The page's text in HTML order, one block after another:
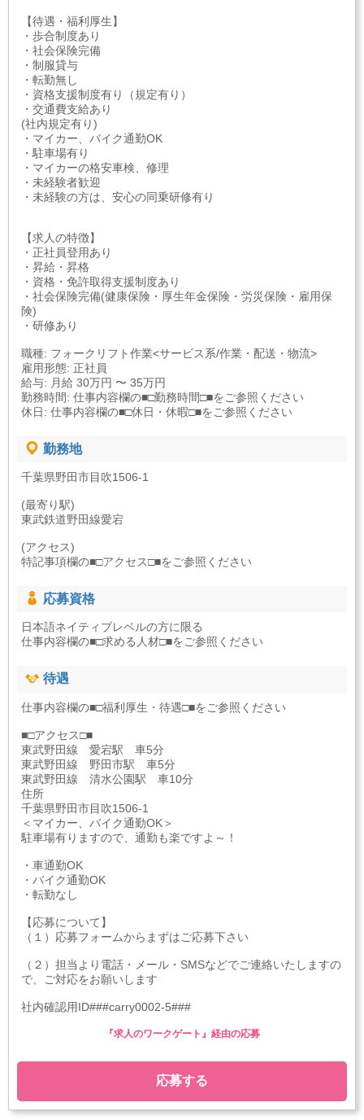
【待遇・福利厚生】
・歩合制度あり
・社会保険完備
・制服貸与
・転勤無し
・資格支援制度有り（規定有り）
・交通費支給あり
(社内規定有り)
・マイカー、バイク通勤OK
・駐車場有り
・マイカーの格安車検、修理
・未経験者歓迎
・未経験の方は、安心の同乗研修有り
【求人の特徴】
・正社員登用あり
・昇給・昇格
・資格・免許取得支援制度あり
・社会保険完備(健康保険・厚生年金保険・労災保険・雇用保
険)
・研修あり
職種: フォークリフト作業<サービス系/作業・配送・物流>
雇用形態: 正社員
給与: 月給 30万円 〜 35万円
勤務時間: 仕事内容欄の■□勤務時間□■をご参照ください
休日: 仕事内容欄の■□休日・休暇□■をご参照ください
勤務地
千葉県野田市目吹1506-1
(最寄り駅)
東武鉄道野田線愛宕
(アクセス)
特記事項欄の■□アクセス□■をご参照ください
応募資格
日本語ネイティブレベルの方に限る
仕事内容欄の■□求める人材□■をご参照ください
待遇
仕事内容欄の■□福利厚生・待遇□■をご参照ください
■□アクセス□■
東武野田線 愛宕駅 車5分
東武野田線 野田市駅 車5分
東武野田線 清水公園駅 車10分
住所
千葉県野田市目吹1506-1
＜マイカー、バイク通勤OK＞
駐車場有りますので、通勤も楽ですよ～！
・車通勤OK
・バイク通勤OK
・転勤なし
【応募について】
（１）応募フォームからまずはご応募下さい
（２）担当より電話・メール・SMSなどでご連絡いたしますの
で、ご対応をお願いします
社内確認用ID###carry0002-5###
応募する
『求人のワークゲート』経由の応募